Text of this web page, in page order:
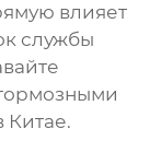
влияет
службы
Китае.